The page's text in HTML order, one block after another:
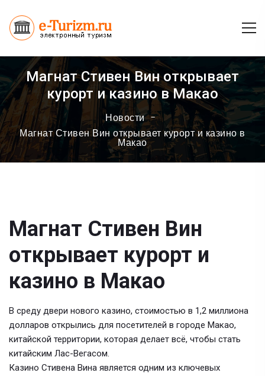
Магнат Стивен Вин открывает
курорт и казино в Макао
Новости
Магнат Стивен Вин открывает курорт и казино в
Макао
Магнат Стивен Вин
открывает курорт и
казино в Макао
В среду двери нового казино, стоимостью в 1,2 миллиона
долларов открылись для посетителей в городе Макао,
китайской территории, которая делает всё, чтобы стать
китайским Лас-Вегасом.
Казино Стивена Вина является одним из ключевых